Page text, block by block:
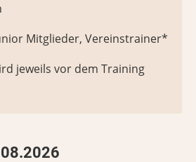
Mitglieder, Vereinstrainer*in
jeweils vor dem Training